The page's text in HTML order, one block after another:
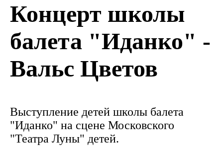
Концерт школы
балета "Иданко" -
Вальс Цветов
Выступление детей школы балета
"Иданко" на сцене Московского
"Театра Луны" детей.